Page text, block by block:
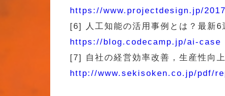
https://www.projectdesign.jp/
[6] 人工知能の活用事例とは？最新6
https://blog.codecamp.jp/ai-case
[7] 自社の経営効率改善，生産性向
http://www.sekisoken.co.jp/pdf/